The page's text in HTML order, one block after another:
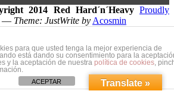
2014 Red Hard´n´Heavy Proudly
— Theme: JustWrite by Acosmin
para que usted tenga la mejor experiencia de
está dando su consentimiento para la
y la aceptación de nuestra política de cookies ,
ACEPTAR Translate »